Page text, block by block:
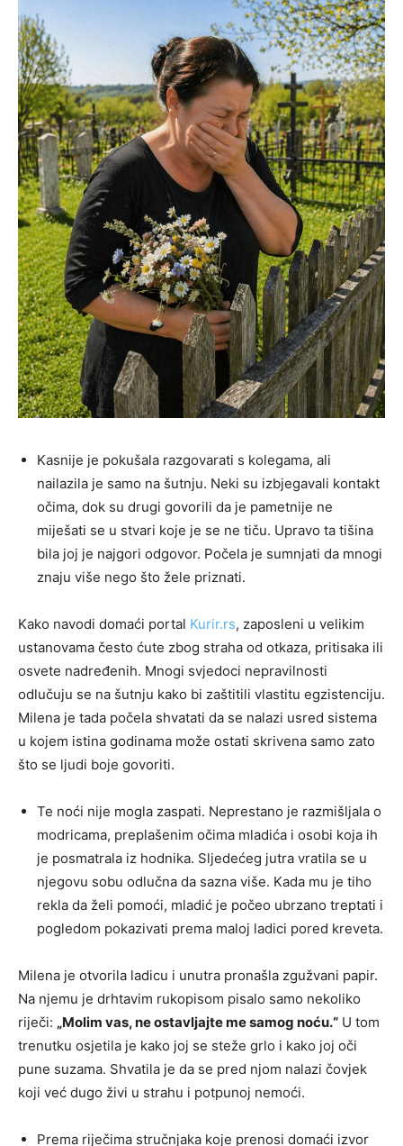
Kasnije je pokušala razgovarati s kolegama, ali
nailazila je samo na šutnju. Neki su izbjegavali kontakt
očima, dok su drugi govorili da je pametnije ne
miješati se u stvari koje je se ne tiču. Upravo ta tišina
bila joj je najgori odgovor. Počela je sumnjati da mnogi
znaju više nego što žele priznati.
Kako navodi domaći portal Kurir.rs, zaposleni u velikim
ustanovama često ćute zbog straha od otkaza, pritisaka ili
osvete nadređenih. Mnogi svjedoci nepravilnosti
odlučuju se na šutnju kako bi zaštitili vlastitu egzistenciju.
Milena je tada počela shvatati da se nalazi usred sistema
u kojem istina godinama može ostati skrivena samo zato
što se ljudi boje govoriti.
Te noći nije mogla zaspati. Neprestano je razmišljala o
modricama, preplašenim očima mladića i osobi koja ih
je posmatrala iz hodnika. Sljedećeg jutra vratila se u
njegovu sobu odlučna da sazna više. Kada mu je tiho
rekla da želi pomoći, mladić je počeo ubrzano treptati i
pogledom pokazivati prema maloj ladici pored kreveta.
Milena je otvorila ladicu i unutra pronašla zgužvani papir.
Na njemu je drhtavim rukopisom pisalo samo nekoliko
riječi: „Molim vas, ne ostavljajte me samog noću.“ U tom
trenutku osjetila je kako joj se steže grlo i kako joj oči
pune suzama. Shvatila je da se pred njom nalazi čovjek
koji već dugo živi u strahu i potpunoj nemoći.
Prema riječima stručnjaka koje prenosi domaći izvor